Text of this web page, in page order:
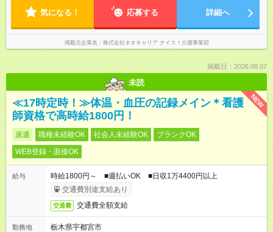
気になる！ 応募する 詳細へ
掲載元企業名 株式会社ネオキャリア ナイス！介護事業部
掲載日：2026.08.07
未読
NEW
≪17時定時！≫体温・血圧の記録メイン＊看護
師資格で高時給1800円！
派遣 職種未経験OK 社会人未経験OK
ブランクOK
WEB登録・面接OK
給与
時給1800円～ ■週払いOK ■日収1万4400円以上
交通費別途支給あり
交通費 交通費全額支給
勤務地
栃木県宇都宮市